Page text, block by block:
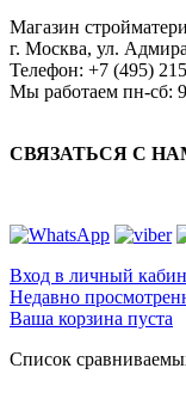
Магазин
г. Москва, ул.
Телефон: +7 (495)
Мы работаем пн-сб:
СВЯЗАТЬСЯ С
Вход в личный
Недавно
Ваша корзина пуста
Список